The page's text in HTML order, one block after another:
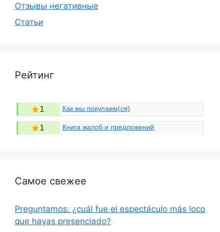
Отзывы негативные
Статьи
Рейтинг
1 Как мы покупаем(ся)
1 Книга жалоб и предложений
Самое свежее
Preguntamos: ¿cuál fue el espectáculo más loco
que hayas presenciado?